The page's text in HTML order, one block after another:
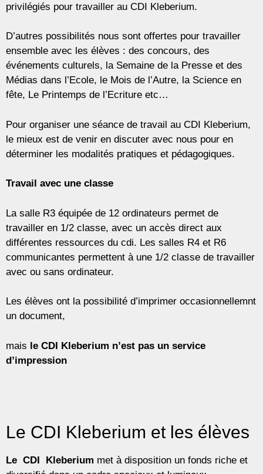
privilégiés pour travailler au CDI Kleberium.
D’autres possibilités nous sont offertes pour travailler
ensemble avec les élèves : des concours, des
événements culturels, la Semaine de la Presse et des
Médias dans l’Ecole, le Mois de l’Autre, la Science en
fête, Le Printemps de l’Ecriture etc…
Pour organiser une séance de travail au CDI Kleberium,
le mieux est de venir en discuter avec nous pour en
déterminer les modalités pratiques et pédagogiques.
Travail avec une classe
La salle R3 équipée de 12 ordinateurs permet de
travailler en 1/2 classe, avec un accès direct aux
différentes ressources du cdi. Les salles R4 et R6
communicantes permettent à une 1/2 classe de travailler
avec ou sans ordinateur.
Les élèves ont la possibilité d’imprimer occasionnellemnt
un document,
mais le CDI Kleberium n’est pas un service
d’impression
Le CDI Kleberium et les élèves
Le CDI Kleberium met à disposition un fonds riche et